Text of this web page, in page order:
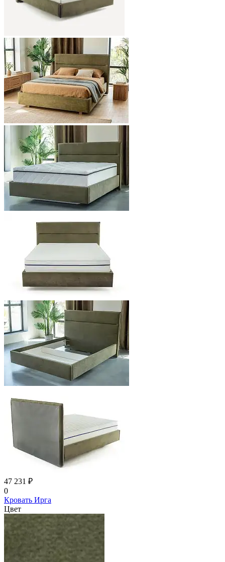
47 231 ₽
0
Кровать Ирга
Цвет